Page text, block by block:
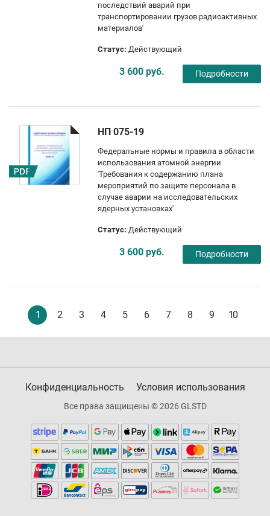
последствий аварий при
транспортировании грузов радиоактивных
материалов'
Статус: Действующий
3 600 руб. Подробности
НП 075-19
Федеральные нормы и правила в области
использования атомной энергии
'Требования к содержанию плана
мероприятий по защите персонала в
случае аварии на исследовательских
ядерных установках'
Статус: Действующий
3 600 руб. Подробности
1 2 3 4 5 6 7 8 9 10
Конфиденциальность Условия использования
Все права защищены © 2026 GLSTD